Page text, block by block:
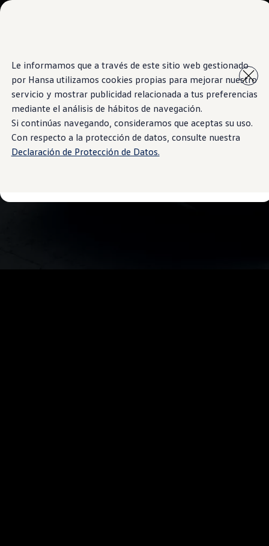
Le informamos que a través de este sitio web gestionado
por Hansa utilizamos cookies propias para mejorar nuestro
servicio y mostrar publicidad relacionada a tus preferencias
mediante el análisis de hábitos de navegación.
Si continúas navegando, consideramos que aceptas su uso.
Con respecto a la protección de datos, consulte nuestra
Declaración de Protección de Datos.
contenido
principal
a pie
de
página
Test Drive
Contáctenos
Marca y Experiencia
Volkswagen Bolivia
Espacio Exclusivo para Prensa
Latin NCAP
Tengo un Volkswagen
Manuales Volkswagen
Takata airbag recall campaign